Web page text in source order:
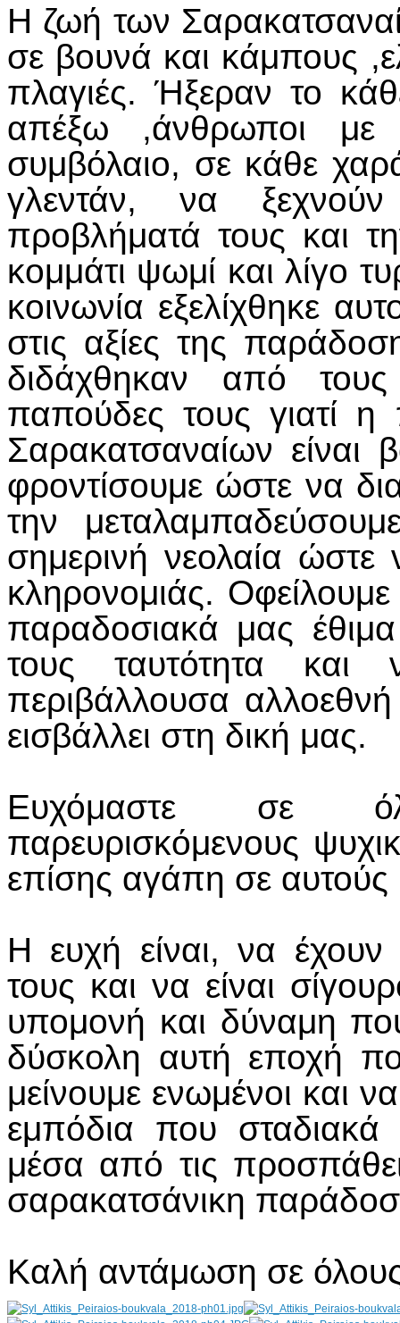
Η ζωή των
σε βουνά και κάμπους
πλαγιές. Ήξεραν το
απέξω ,άνθρωποι
συμβόλαιο, σε κάθε
γλεντάν, να
προβλήματά τους και
κομμάτι ψωμί και λίγο
κοινωνία εξελίχθηκε
στις αξίες της
διδάχθηκαν από
παπούδες τους γιατί
Σαρακατσαναίων είναι
φροντίσουμε ώστε να
την
σημερινή νεολαία ώστε
κληρονομιάς.
παραδοσιακά μας
τους ταυτότητα και
περιβάλλουσα
εισβάλλει στη δική μας.
Ευχόμαστε σε
παρευρισκόμενους
επίσης αγάπη σε αυτούς
Η ευχή είναι, να
τους και να είναι
υπομονή και δύναμη
δύσκολη αυτή εποχή
μείνουμε ενωμένοι και
εμπόδια που σταδιακά
μέσα από τις
σαρακατσάνικη
Καλή αντάμωση σε